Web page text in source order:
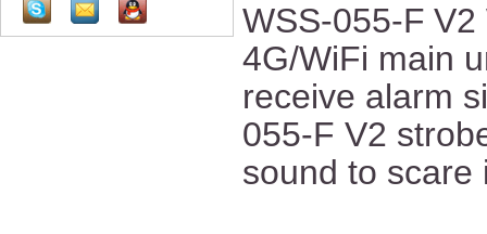
WSS-055-F V2
4G/WiFi main
receive alarm
055-F V2
sound to scare